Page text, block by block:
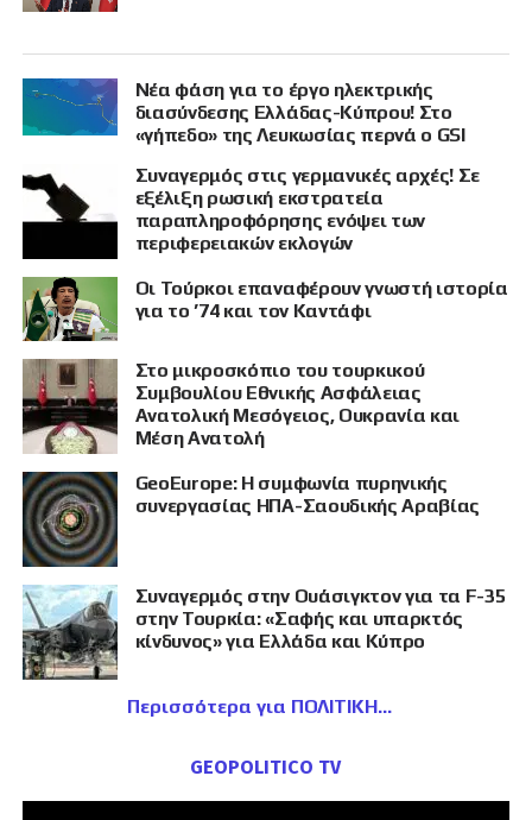
Νέα φάση για το έργο ηλεκτρικής
διασύνδεσης Ελλάδας-Κύπρου! Στο
«γήπεδο» της Λευκωσίας περνά ο GSI
Συναγερμός στις γερμανικές αρχές! Σε
εξέλιξη ρωσική εκστρατεία
παραπληροφόρησης ενόψει των
περιφερειακών εκλογών
Οι Τούρκοι επαναφέρουν γνωστή ιστορία
για το ’74 και τον Καντάφι
Στο μικροσκόπιο του τουρκικού
Συμβουλίου Εθνικής Ασφάλειας
Ανατολική Μεσόγειος, Ουκρανία και
Μέση Ανατολή
GeoEurope: Η συμφωνία πυρηνικής
συνεργασίας ΗΠΑ-Σαουδικής Αραβίας
Συναγερμός στην Ουάσιγκτον για τα F-35
στην Τουρκία: «Σαφής και υπαρκτός
κίνδυνος» για Ελλάδα και Κύπρο
Περισσότερα για ΠΟΛΙΤΙΚΗ
GEOPOLITICO TV